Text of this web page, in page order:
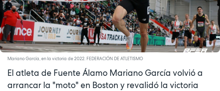
Mariano García, en la victoria de 2022. FEDERACIÓN DE ATLETISMO
El atleta de Fuente Álamo Mariano García volvió a
arrancar la "moto" en Boston y revalidó la victoria